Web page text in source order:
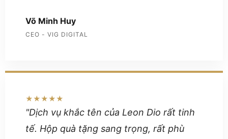
Võ Minh Huy
CEO - VIG DIGITAL
★★★★★
"Dịch vụ khắc tên của Leon Dio rất tinh
tế. Hộp quà tặng sang trọng, rất phù